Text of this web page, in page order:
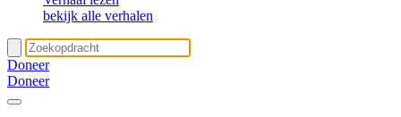
bekijk alle verhalen
Doneer
Doneer